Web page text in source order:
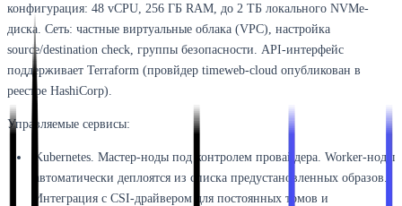
конфигурация: 48 vCPU, 256 ГБ RAM, до 2 ТБ локального NVMe-
диска. Сеть: частные виртуальные облака (VPC), настройка
source/destination check, группы безопасности. API-интерфейс
поддерживает Terraform (провйдер timeweb-cloud опубликован в
реестре HashiCorp).
Управляемые сервисы:
Kubernetes. Мастер-ноды под контролем провайдера. Worker-ноды
автоматически деплоятся из списка предустановленных образов.
Интеграция с CSI-драйвером для постоянных томов и